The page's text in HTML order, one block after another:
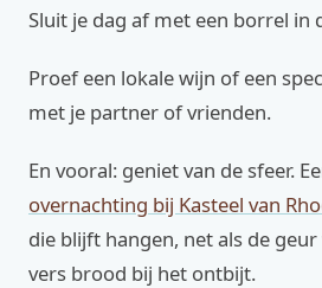
Sluit je dag af met een borrel in
Proef een lokale wijn of een
met je partner of vrienden.
En vooral: geniet van de sfeer.
overnachting bij Kasteel van
die blijft hangen, net als de
vers brood bij het ontbijt.